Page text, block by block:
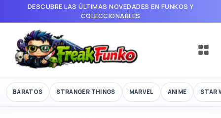
DESCUBRE LAS ÚLTIMAS NOVEDADES EN FUNKOS Y
COLECCIONABLES
BARATOS STRANGER THINGS MARVEL ANIME STAR